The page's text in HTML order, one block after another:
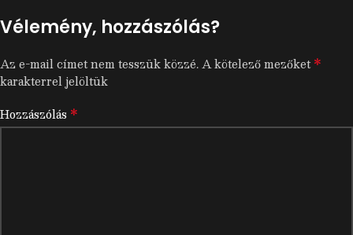
Vélemény, hozzászólás?
Az e-mail címet nem tesszük közzé.A kötelező mezőket*
karakterrel jelöltük
Hozzászólás *